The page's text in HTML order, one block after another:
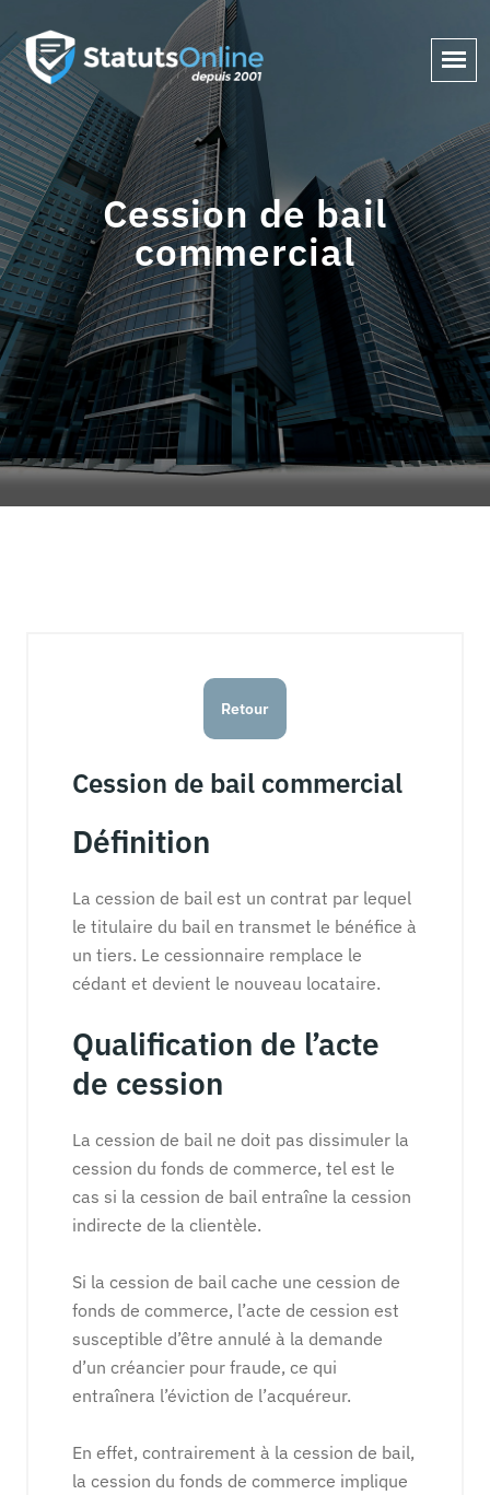
Cession de bail
commercial
Retour
Cession de bail commercial
Définition
La cession de bail est un contrat par lequel
le titulaire du bail en transmet le bénéfice à
un tiers. Le cessionnaire remplace le
cédant et devient le nouveau locataire.
Qualification de l’acte
de cession
La cession de bail ne doit pas dissimuler la
cession du fonds de commerce, tel est le
cas si la cession de bail entraîne la cession
indirecte de la clientèle.
Si la cession de bail cache une cession de
fonds de commerce, l’acte de cession est
susceptible d’être annulé à la demande
d’un créancier pour fraude, ce qui
entraînera l’éviction de l’acquéreur.
En effet, contrairement à la cession de bail,
la cession du fonds de commerce implique